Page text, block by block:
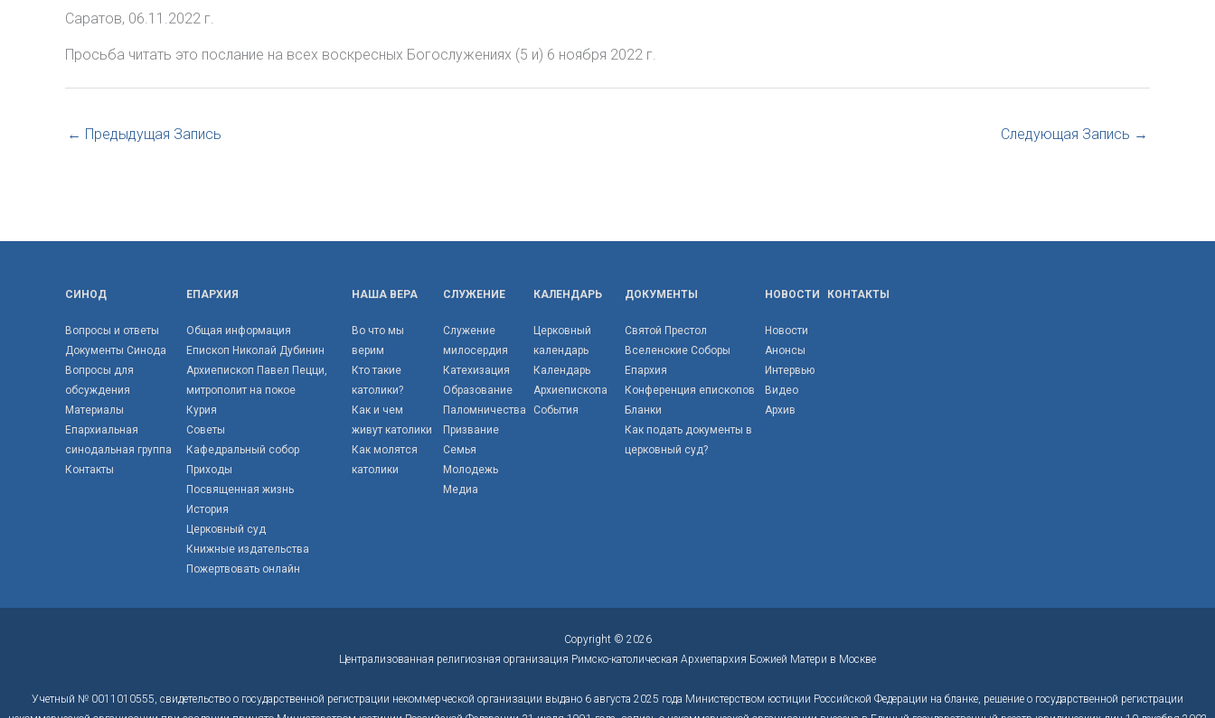
Саратов, 06.11.2022 г.
Просьба читать это послание на всех воскресных Богослужениях (5 и) 6 ноября 2022 г.
← Предыдущая Запись Следующая Запись →
СИНОД
Вопросы и ответы
Документы Синода
Вопросы для
обсуждения
Материалы
Епархиальная
синодальная группа
Контакты
ЕПАРХИЯ
Общая информация
Епископ Николай Дубинин
Архиепископ Павел Пецци,
митрополит на покое
Курия
Советы
Кафедральный собор
Приходы
Посвященная жизнь
История
Церковный суд
Книжные издательства
Пожертвовать онлайн
НАША ВЕРА
Во что мы
верим
Кто такие
католики?
Как и чем
живут католики
Как молятся
католики
СЛУЖЕНИЕ
Служение
милосердия
Катехизация
Образование
Паломничества
Призвание
Семья
Молодежь
Медиа
КАЛЕНДАРЬ
Церковный
календарь
Календарь
Архиепископа
События
ДОКУМЕНТЫ
Святой Престол
Вселенские Соборы
Епархия
Конференция епископов
Бланки
Как подать документы в
церковный суд?
НОВОСТИ
Новости
Анонсы
Интервью
Видео
Архив
КОНТАКТЫ
Copyright © 2026
Централизованная религиозная организация Римско-католическая Архиепархия Божией Матери в Москве
Учетный № 0011010555, свидетельство о государственной регистрации некоммерческой организации выдано 6 августа 2025 года Министерством юстиции Российской Федерации на бланке, решение о государственной регистрации